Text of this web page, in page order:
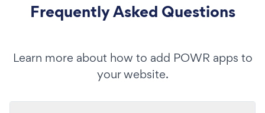
Frequently Asked Questions
Learn more about how to add POWR apps to
your website.